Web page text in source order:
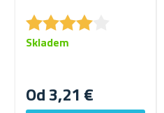
★★★★
★★★★
Od 3,21 €
Skladem